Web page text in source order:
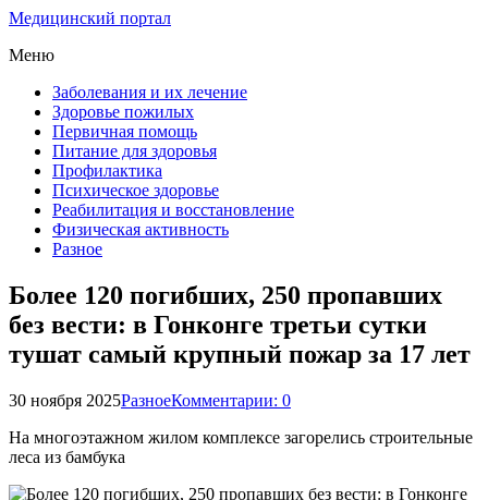
Медицинский портал
Меню
Заболевания и их лечение
Здоровье пожилых
Первичная помощь
Питание для здоровья
Профилактика
Психическое здоровье
Реабилитация и восстановление
Физическая активность
Разное
Более 120 погибших, 250 пропавших
без вести: в Гонконге третьи сутки
тушат самый крупный пожар за 17 лет
30 ноября 2025РазноеКомментарии: 0
На многоэтажном жилом комплексе загорелись строительные
леса из бамбука